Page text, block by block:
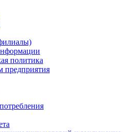
политика
предприятия